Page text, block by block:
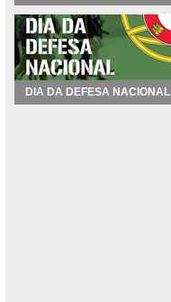
DIA DA DEFESA NACIONAL